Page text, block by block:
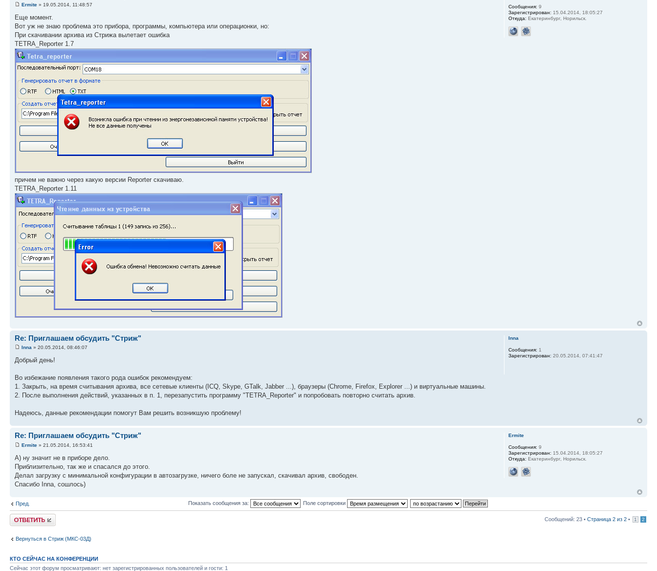
Ermite » 19.05.2014, 11:48:57
Еще момент.
Вот уж не знаю проблема это прибора, программы, компьютера или операционки, но:
При скачивании архива из Стрижа вылетает ошибка
TETRA_Reporter 1.7
причем не важно через какую версии Reporter скачиваю.
TETRA_Reporter 1.11
Сообщения: 9
Зарегистрирован: 15.04.2014, 18:05:27
Откуда: Екатеринбург, Норильск.
Re: Приглашаем обсудить "Стриж"
Inna » 20.05.2014, 08:46:07
Добрый день!
Во избежание появления такого рода ошибок рекомендуем:
1. Закрыть, на время считывания архива, все сетевые клиенты (ICQ, Skype, GTalk, Jabber ...), браузеры (Chrome, Firefox, Explorer ...) и виртуальные машины.
2. После выполнения действий, указанных в п. 1, перезапустить программу "TETRA_Reporter" и попробовать повторно считать архив.
Надеюсь, данные рекомендации помогут Вам решить возникшую проблему!
Inna
Сообщения: 1
Зарегистрирован: 20.05.2014, 07:41:47
Re: Приглашаем обсудить "Стриж"
Ermite » 21.05.2014, 16:53:41
А) ну значит не в приборе дело.
Приблизительно, так же и спасался до этого.
Делал загрузку с минимальной конфигурации в автозагрузке, ничего боле не запускал, скачивал архив, свободен.
Спасибо Inna, сошлось)
Ermite
Сообщения: 9
Зарегистрирован: 15.04.2014, 18:05:27
Откуда: Екатеринбург, Норильск.
Пред. Показать сообщения за: Поле сортировки
Ответить Сообщений: 23 • Страница 2 из 2 • 1 2
Вернуться в Стриж (МКС-03Д)
КТО СЕЙЧАС НА КОНФЕРЕНЦИИ
Сейчас этот форум просматривают: нет зарегистрированных пользователей и гости: 1